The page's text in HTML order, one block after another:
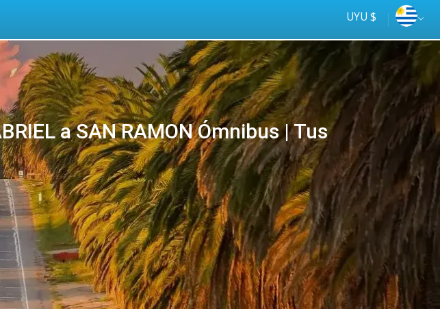
UYU $
a SAN RAMON Ómnibus | Tus
online
Tus
ómnibus